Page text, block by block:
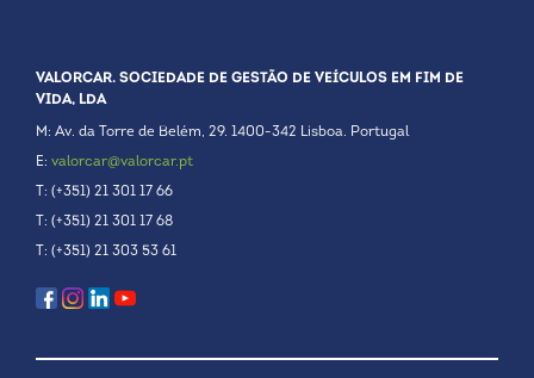
VALORCAR. SOCIEDADE DE GESTÃO DE VEÍCULOS EM FIM DE
VIDA, LDA
M: Av. da Torre de Belém, 29. 1400-342 Lisboa. Portugal
E: valorcar@valorcar.pt
T: (+351) 21 301 17 66
T: (+351) 21 301 17 68
T: (+351) 21 303 53 61